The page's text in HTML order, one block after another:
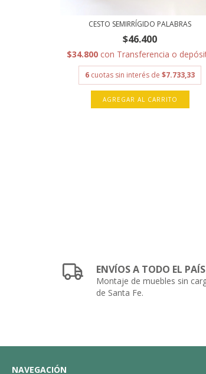
CESTO SEMIRRÍGIDO PALABRAS
$46.400
$34.800 con Transferencia o
6 cuotas sin interés de $7.733,33
AGREGAR AL CARRITO
ENVÍOS A TODO EL PAÍS
Montaje de muebles sin
de Santa Fe.
NAVEGACIÓN